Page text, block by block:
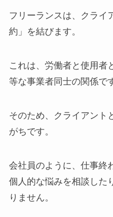
フリーランスは、クライ
約」を結びます。
これは、労働者と使用者
等な事業者同士の関係で
そのため、クライアント
がちです。
会社員のように、仕事終
個人的な悩みを相談した
りません。